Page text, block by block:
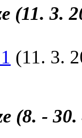
(11. 3.
(11. 3.
(8. -